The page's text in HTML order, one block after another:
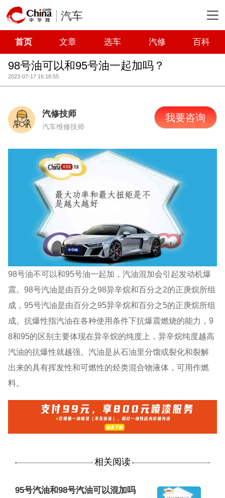
汽车
首页 文章 选车 汽修 百科
98号油可以和95号油一起加吗？
2023-07-17 16:18:55
汽修技师
汽车维修技师
我要咨询
98号油不可以和95号油一起加，汽油混加会引起发动机爆
震。98号汽油是由百分之98异辛烷和百分之2的正庚烷所组
成，95号汽油是由百分之95异辛烷和百分之5的正庚烷所组
成。抗爆性指汽油在各种使用条件下抗爆震燃烧的能力，9
8和95的区别主要体现在异辛烷的纯度上，异辛烷纯度越高
汽油的抗爆性就越强。汽油是从石油里分馏或裂化和裂解
出来的具有挥发性和可燃性的烃类混合物液体，可用作燃
料。
相关阅读
95号汽油和98号汽油可以混加吗